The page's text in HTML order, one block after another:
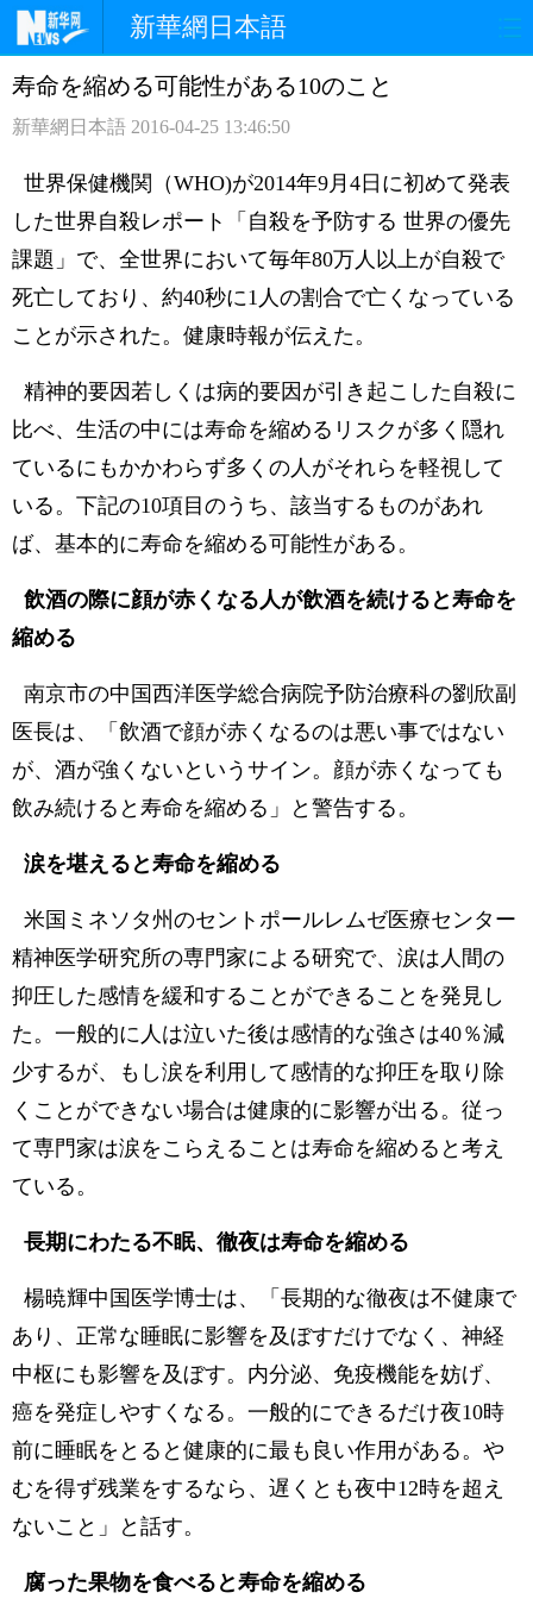
新華網日本語
ホームページ 政治
観光 評論 写真
中日対訳
寿命を縮める可能性がある10のこと
新華網日本語 2016-04-25 13:46:50
世界保健機関（WHO)が2014年9月4日に初めて発表
した世界自殺レポート「自殺を予防する 世界の優先
課題」で、全世界において毎年80万人以上が自殺で
死亡しており、約40秒に1人の割合で亡くなっている
ことが示された。健康時報が伝えた。
精神的要因若しくは病的要因が引き起こした自殺に
比べ、生活の中には寿命を縮めるリスクが多く隠れ
ているにもかかわらず多くの人がそれらを軽視して
いる。下記の10項目のうち、該当するものがあれ
ば、基本的に寿命を縮める可能性がある。
飲酒の際に顔が赤くなる人が飲酒を続けると寿命を
縮める
南京市の中国西洋医学総合病院予防治療科の劉欣副
医長は、「飲酒で顔が赤くなるのは悪い事ではない
が、酒が強くないというサイン。顔が赤くなっても
飲み続けると寿命を縮める」と警告する。
涙を堪えると寿命を縮める
米国ミネソタ州のセントポールレムゼ医療センター
精神医学研究所の専門家による研究で、涙は人間の
抑圧した感情を緩和することができることを発見し
た。一般的に人は泣いた後は感情的な強さは40％減
少するが、もし涙を利用して感情的な抑圧を取り除
くことができない場合は健康的に影響が出る。従っ
て専門家は涙をこらえることは寿命を縮めると考え
ている。
長期にわたる不眠、徹夜は寿命を縮める
楊暁輝中国医学博士は、「長期的な徹夜は不健康で
あり、正常な睡眠に影響を及ぼすだけでなく、神経
中枢にも影響を及ぼす。内分泌、免疫機能を妨げ、
癌を発症しやすくなる。一般的にできるだけ夜10時
前に睡眠をとると健康的に最も良い作用がある。や
むを得ず残業をするなら、遅くとも夜中12時を超え
ないこと」と話す。
腐った果物を食べると寿命を縮める